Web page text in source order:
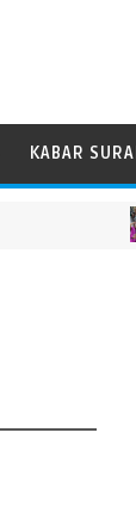
KABAR